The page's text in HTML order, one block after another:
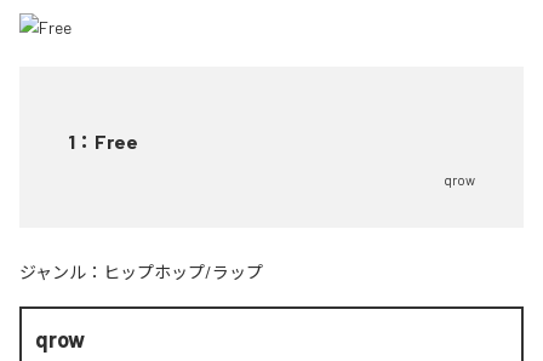
1 ： Free
qrow
ジャンル： ヒップホップ/ラップ
qrow